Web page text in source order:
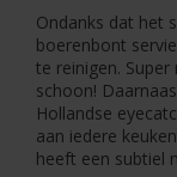
Ondanks dat het
boerenbont
te reinigen.
schoon!
Hollandse
aan iedere
heeft een subtiel